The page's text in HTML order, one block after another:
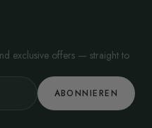
exclusive offers — straight to
ABONNIEREN